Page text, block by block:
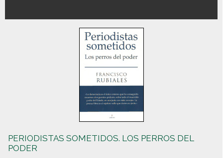
PERIODISTAS SOMETIDOS. LOS PERROS DEL
PODER